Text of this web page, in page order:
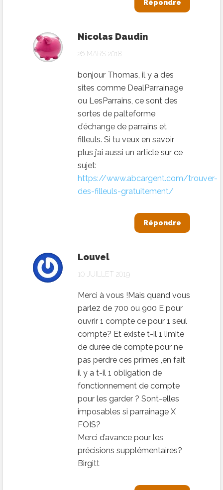
Répondre
Nicolas Daudin
26 MARS 2018
bonjour Thomas, il y a des
sites comme DealParrainage
ou LesParrains, ce sont des
sortes de palteforme
d’échange de parrains et
filleuls. Si tu veux en savoir
plus j’ai aussi un article sur ce
sujet:
https://www.abcargent.com/trouver-
des-filleuls-gratuitement/
Répondre
Louvel
10 JUILLET 2019
Merci à vous !Mais quand vous
parlez de 700 ou 900 E pour
ouvrir 1 compte ce pour 1 seul
compte? Et existe t-il 1 limite
de durée de compte pour ne
pas perdre ces primes ,en fait
il y a t-il 1 obligation de
fonctionnement de compte
pour les garder ? Sont-elles
imposables si parrainage X
FOIS?
Merci d’avance pour les
précisions supplémentaires?
Birgitt